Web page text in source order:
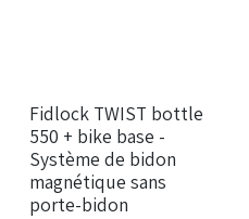
Nouveau !
Fidlock TWIST bottle
550 + bike base -
Système de bidon
magnétique sans
porte-bidon